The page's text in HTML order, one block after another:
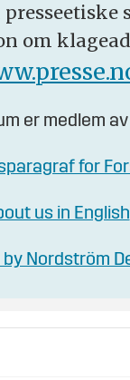
om
er medlem av
for
us in English
by Nordström